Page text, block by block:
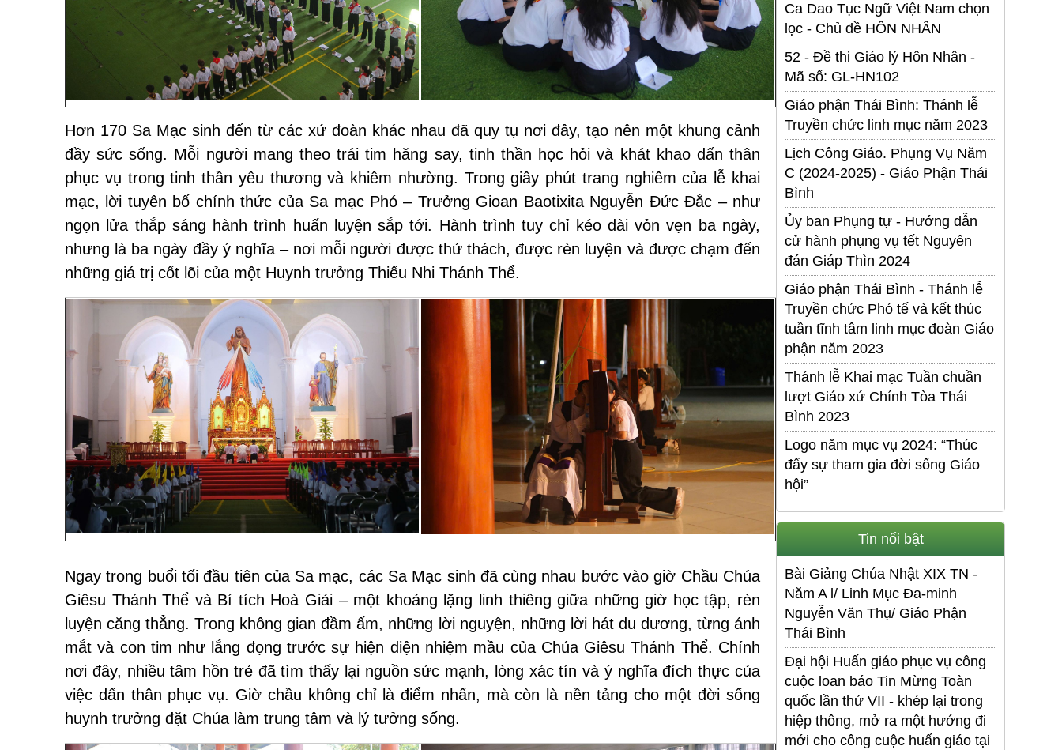
Hơn 170 Sa Mạc sinh đến từ các xứ đoàn khác nhau đã quy tụ nơi đây, tạo nên một khung cảnh
đầy sức sống. Mỗi người mang theo trái tim hăng say, tinh thần học hỏi và khát khao dấn thân
phục vụ trong tinh thần yêu thương và khiêm nhường. Trong giây phút trang nghiêm của lễ khai
mạc, lời tuyên bố chính thức của Sa mạc Phó – Trưởng Gioan Baotixita Nguyễn Đức Đắc – như
ngọn lửa thắp sáng hành trình huấn luyện sắp tới. Hành trình tuy chỉ kéo dài vỏn vẹn ba ngày,
nhưng là ba ngày đầy ý nghĩa – nơi mỗi người được thử thách, được rèn luyện và được chạm đến
những giá trị cốt lõi của một Huynh trưởng Thiếu Nhi Thánh Thể.
Ngay trong buổi tối đầu tiên của Sa mạc, các Sa Mạc sinh đã cùng nhau bước vào giờ Chầu Chúa
Giêsu Thánh Thể và Bí tích Hoà Giải – một khoảng lặng linh thiêng giữa những giờ học tập, rèn
luyện căng thẳng. Trong không gian đầm ấm, những lời nguyện, những lời hát du dương, từng ánh
mắt và con tim như lắng đọng trước sự hiện diện nhiệm mầu của Chúa Giêsu Thánh Thể. Chính
nơi đây, nhiều tâm hồn trẻ đã tìm thấy lại nguồn sức mạnh, lòng xác tín và ý nghĩa đích thực của
việc dấn thân phục vụ. Giờ chầu không chỉ là điểm nhấn, mà còn là nền tảng cho một đời sống
huynh trưởng đặt Chúa làm trung tâm và lý tưởng sống.
Ca Dao Tục Ngữ Việt Nam chọn
lọc - Chủ đề HÔN NHÂN
52 - Đề thi Giáo lý Hôn Nhân -
Mã số: GL-HN102
Giáo phận Thái Bình: Thánh lễ
Truyền chức linh mục năm 2023
Lịch Công Giáo. Phụng Vụ Năm
C (2024-2025) - Giáo Phận Thái
Bình
Ủy ban Phụng tự - Hướng dẫn
cử hành phụng vụ tết Nguyên
đán Giáp Thìn 2024
Giáo phận Thái Bình - Thánh lễ
Truyền chức Phó tế và kết thúc
tuần tĩnh tâm linh mục đoàn Giáo
phận năm 2023
Thánh lễ Khai mạc Tuần chuần
lượt Giáo xứ Chính Tòa Thái
Bình 2023
Logo năm mục vụ 2024: “Thúc
đẩy sự tham gia đời sống Giáo
hội”
Tin nổi bật
Bài Giảng Chúa Nhật XIX TN -
Năm A l/ Linh Mục Đa-minh
Nguyễn Văn Thụ/ Giáo Phận
Thái Bình
Đại hội Huấn giáo phục vụ công
cuộc loan báo Tin Mừng Toàn
quốc lần thứ VII - khép lại trong
hiệp thông, mở ra một hướng đi
mới cho công cuộc huấn giáo tại